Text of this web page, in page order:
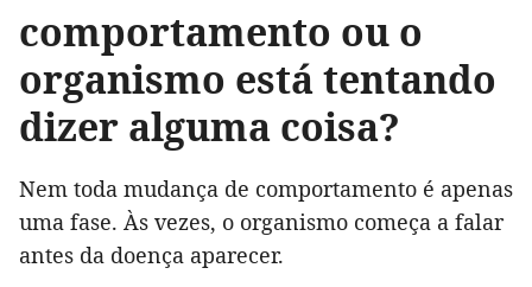
comportamento ou o
organismo está tentando
dizer alguma coisa?
Nem toda mudança de comportamento é apenas
uma fase. Às vezes, o organismo começa a falar
antes da doença aparecer.